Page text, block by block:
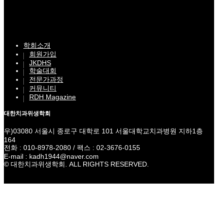
학회소개
회원가입
JKDHS
학술대회
전문가과정
커뮤니티
RDH Magazine
대한치과위생학회
우)03080 서울시 종로구 대학로 101 서울대학교치과병원 지하1층
164
전화 : 010-8978-2080 / 팩스 : 02-3676-0155
E-mail : kadh1944@naver.com
© 대한치과위생학회. ALL RIGHTS RESERVED.